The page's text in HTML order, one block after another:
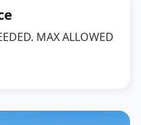
MAX ALLOWED